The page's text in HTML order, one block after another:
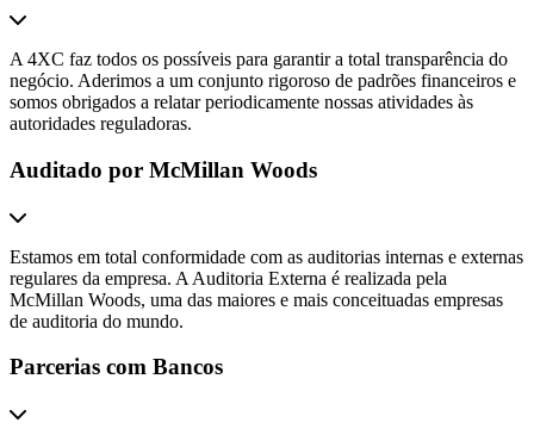
A 4XC faz todos os possíveis para garantir a total transparência do
negócio. Aderimos a um conjunto rigoroso de padrões financeiros e
somos obrigados a relatar periodicamente nossas atividades às
autoridades reguladoras.
Auditado por McMillan Woods
Estamos em total conformidade com as auditorias internas e externas
regulares da empresa. A Auditoria Externa é realizada pela
McMillan Woods, uma das maiores e mais conceituadas empresas
de auditoria do mundo.
Parcerias com Bancos